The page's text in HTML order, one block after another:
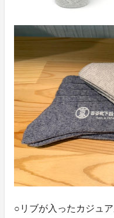
○リブが入ったカジュ